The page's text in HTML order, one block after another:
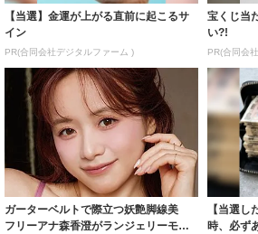
【当選】金運が上がる直前に起こるサ
イン
PR(合同会社デジタルファーム )
宝くじ当
い?!
PR(合同会
ガーターベルトで際立つ妖艶脚線美
フリーアナ森香澄がランジェリーモデ
【当選し
時、必ず